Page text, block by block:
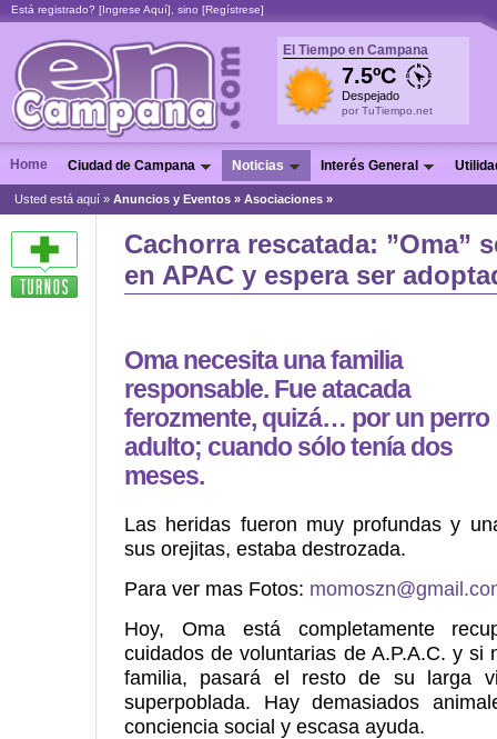
Está registrado? [Ingrese Aquí], sino [Regístrese]
El Tiempo en Campana
7.5ºC
Despejado
por TuTiempo.net
Home Ciudad de Campana Noticias Interés General
Usted está aquí » Anuncios y Eventos » Asociaciones »
Cachorra rescatada: ”Oma”
en APAC y espera ser
Oma necesita una familia
responsable. Fue atacada
ferozmente, quizá… por un perro
adulto; cuando sólo tenía dos
meses.
Las heridas fueron muy profundas y
sus orejitas, estaba destrozada.
Para ver mas Fotos:
Hoy, Oma está completamente
cuidados de voluntarias de A.P.A.C. y si
familia, pasará el resto de su larga
superpoblada. Hay demasiados
conciencia social y escasa ayuda.